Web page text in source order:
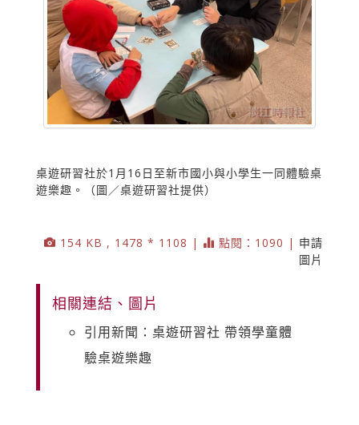
桌遊研習社於1月16日至新市國小與小學生一同體驗桌
遊樂趣。（圖／桌遊研習社提供）
154 KB , 1478 * 1108 | 點閱：1090 | 申請
圖片
相關連結、圖片
引用新聞：桌遊研習社 帶領學童體
驗桌遊樂趣